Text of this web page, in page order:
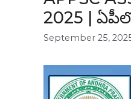
2025 |
September 25,